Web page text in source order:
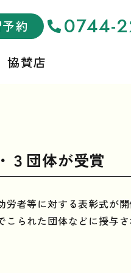
約 0744-
協賛店
３団体が受賞
者等に対する表彰式が
られた団体などに授与